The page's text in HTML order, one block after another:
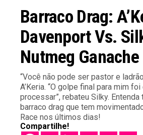
Barraco Drag:
Davenport Vs.
Nutmeg Ganache
“Você não pode ser pastor e
A’Keria. “O golpe final para mim
processar”, rebateu Silky.
barraco drag que tem
Race nos últimos dias!
Compartilhe!